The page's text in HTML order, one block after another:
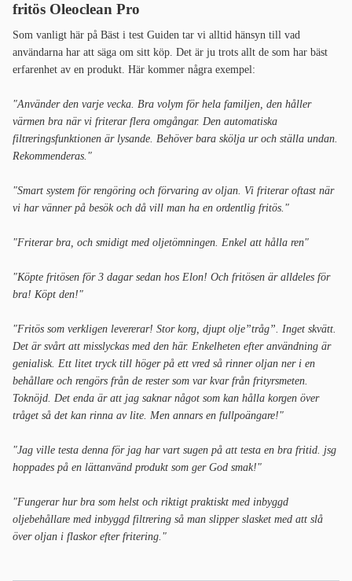
fritös Oleoclean Pro
Som vanligt här på Bäst i test Guiden tar vi alltid hänsyn till vad
användarna har att säga om sitt köp. Det är ju trots allt de som har bäst
erfarenhet av en produkt. Här kommer några exempel:
"Använder den varje vecka. Bra volym för hela familjen, den håller
värmen bra när vi friterar flera omgångar. Den automatiska
filtreringsfunktionen är lysande. Behöver bara skölja ur och ställa undan.
Rekommenderas."
"Smart system för rengöring och förvaring av oljan. Vi friterar oftast när
vi har vänner på besök och då vill man ha en ordentlig fritös."
"Friterar bra, och smidigt med oljetömningen. Enkel att hålla ren"
"Köpte fritösen för 3 dagar sedan hos Elon! Och fritösen är alldeles för
bra! Köpt den!"
"Fritös som verkligen levererar! Stor korg, djupt olje”tråg”. Inget skvätt.
Det är svårt att misslyckas med den här. Enkelheten efter användning är
genialisk. Ett litet tryck till höger på ett vred så rinner oljan ner i en
behållare och rengörs från de rester som var kvar från frityrsmeten.
Toknöjd. Det enda är att jag saknar något som kan hålla korgen över
tråget så det kan rinna av lite. Men annars en fullpoängare!"
"Jag ville testa denna för jag har vart sugen på att testa en bra fritid. jsg
hoppades på en lättanvänd produkt som ger God smak!"
"Fungerar hur bra som helst och riktigt praktiskt med inbyggd
oljebehållare med inbyggd filtrering så man slipper slasket med att slå
över oljan i flaskor efter fritering."